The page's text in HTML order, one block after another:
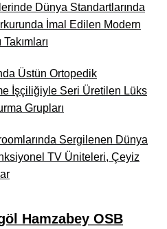
Dünya Standartlarında
İmal Edilen Modern
Üstün Ortopedik
İşçiliğiyle Seri Üretilen Lüks
Grupları
Sergilenen Dünya
TV Üniteleri, Çeyiz
Hamzabey OSB